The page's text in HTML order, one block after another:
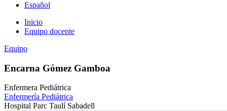
Español
Inicio
Equipo docente
Equipo
Encarna Gómez Gamboa
Enfermera Pediátrica
Enfermería Pediátrica
Hospital Parc Taulí Sabadell